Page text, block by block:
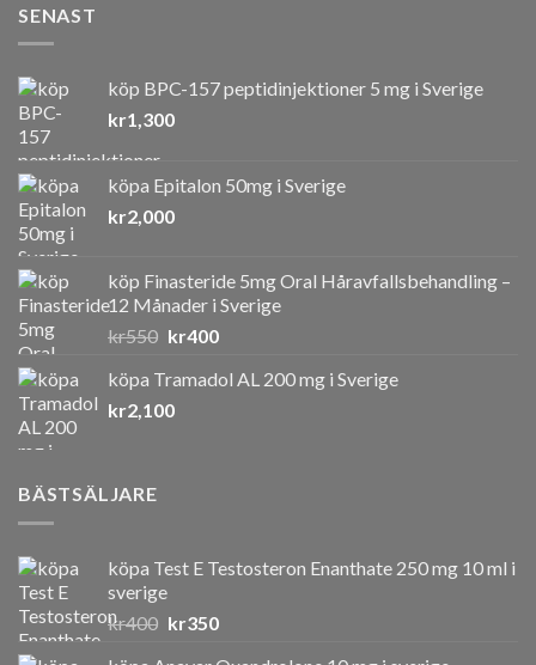
SENAST
köp BPC-157 peptidinjektioner 5 mg i Sverige
kr1,300
köpa Epitalon 50mg i Sverige
kr2,000
köp Finasteride 5mg Oral Håravfallsbehandling –
12 Månader i Sverige
kr550 Det
priset
var:
kr400Det
priset
köpa Tramadol AL 200 mg i Sverige
kr2,100
BÄSTSÄLJARE
köpa Test E Testosteron Enanthate 250 mg 10 ml i
sverige
kr400 Det
kr350Det